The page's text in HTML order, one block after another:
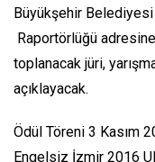
Büyükşehir
Raportörlüğü
toplanacak jüri,
açıklayacak.
Ödül Töreni 3 Kasım
Engelsiz İzmir 2016